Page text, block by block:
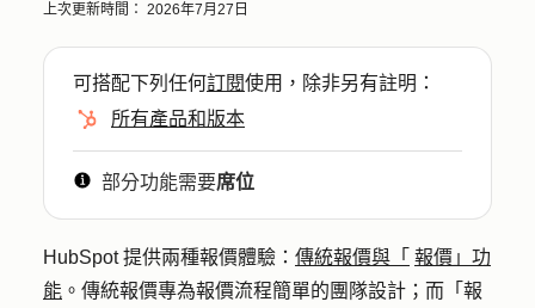
上次更新時間： 2026年7月27日
可搭配下列任何訂閱使用，除非另有註明：
所有產品和版本
部分功能需要席位
HubSpot 提供兩種報價體驗： 傳統報價與「 報價」功
能 。傳統報價專為報價流程簡單的團隊設計；而「報